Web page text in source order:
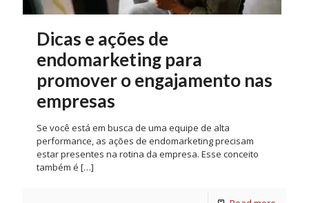
Dicas e ações de
endomarketing para
promover o engajamento nas
empresas
Se você está em busca de uma equipe de alta
performance, as ações de endomarketing precisam
estar presentes na rotina da empresa. Esse conceito
também é […]